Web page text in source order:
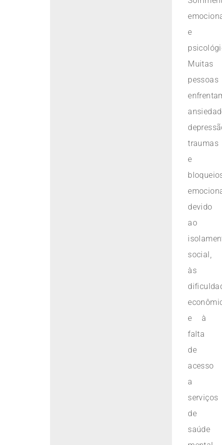
e
Muitas
pessoas
traumas
e
devido
ao
social,
às
e à
falta
de
acesso
a
serviços
de
saúde